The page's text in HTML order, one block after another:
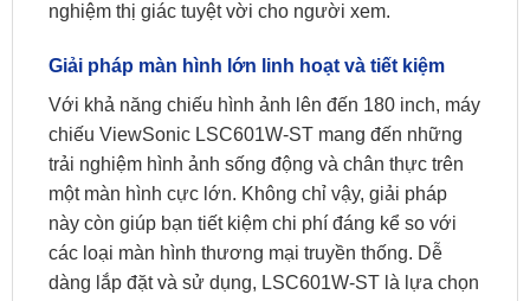
nghiệm thị giác tuyệt vời cho người xem.
Giải pháp màn hình lớn linh hoạt và tiết kiệm
Với khả năng chiếu hình ảnh lên đến 180 inch, máy
chiếu ViewSonic LSC601W-ST mang đến những
trải nghiệm hình ảnh sống động và chân thực trên
một màn hình cực lớn. Không chỉ vậy, giải pháp
này còn giúp bạn tiết kiệm chi phí đáng kể so với
các loại màn hình thương mại truyền thống. Dễ
dàng lắp đặt và sử dụng, LSC601W-ST là lựa chọn